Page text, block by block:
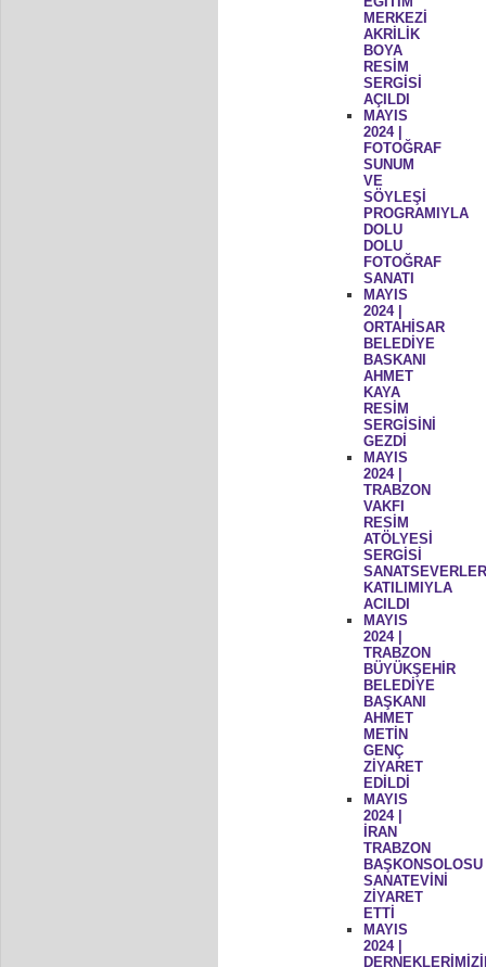
MERKEZİ
AKRİLİK
BOYA
RESİM
SERGİSİ
AÇILDI
MAYIS
2024 |
FOTOĞRAF
SUNUM
VE
SÖYLEŞİ
PROGRAMIYLA
DOLU
DOLU
FOTOĞRAF
SANATI
MAYIS
2024 |
ORTAHİSAR
BELEDİYE
BASKANI
AHMET
KAYA
RESİM
SERGİSİNİ
GEZDİ
MAYIS
2024 |
TRABZON
VAKFI
RESİM
ATÖLYESİ
SERGİSİ
KATILIMIYLA
ACILDI
MAYIS
2024 |
TRABZON
BÜYÜKŞEHİR
BELEDİYE
BAŞKANI
AHMET
METİN
GENÇ
ZİYARET
EDİLDİ
MAYIS
2024 |
İRAN
TRABZON
BAŞKONSOLOSU
SANATEVİNİ
ZİYARET
ETTİ
MAYIS
2024 |